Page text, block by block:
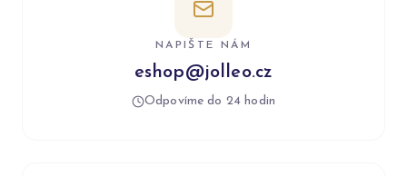
NAPIŠTE NÁM
eshop@jolleo.cz
Odpovíme do 24 hodin